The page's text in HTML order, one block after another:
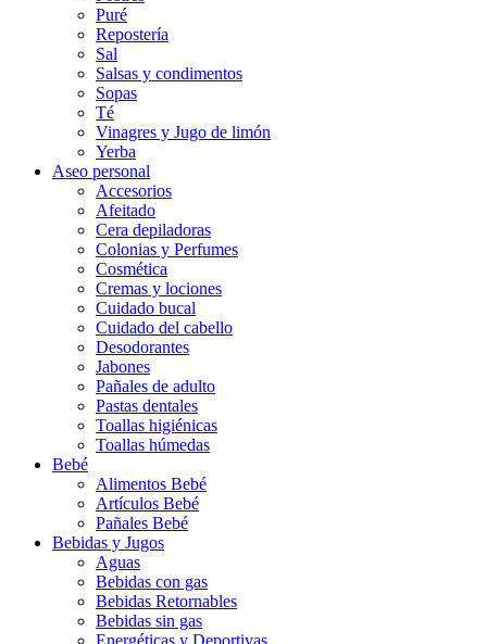
Puré
Repostería
Sal
Salsas y condimentos
Sopas
Té
Vinagres y Jugo de limón
Yerba
Aseo personal
Accesorios
Afeitado
Cera depiladoras
Colonias y Perfumes
Cosmética
Cremas y lociones
Cuidado bucal
Cuidado del cabello
Desodorantes
Jabones
Pañales de adulto
Pastas dentales
Toallas higiénicas
Toallas húmedas
Bebé
Alimentos Bebé
Artículos Bebé
Pañales Bebé
Bebidas y Jugos
Aguas
Bebidas con gas
Bebidas Retornables
Bebidas sin gas
Energéticas y Deportivas